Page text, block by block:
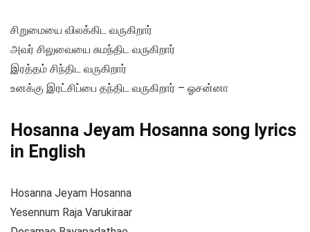
சிறுமையை விலக்கிட வருகிறார்
அவர் சிலுவையை சுமந்திட வருகிறார்
இரத்தம் சிந்திட வருகிறார்
உனக்கு இரட்சிப்பை தந்திட வருகிறார் – ஓசன்னா
Hosanna Jeyam Hosanna song lyrics
in English
Hosanna Jeyam Hosanna
Yesennum Raja Varukiraar